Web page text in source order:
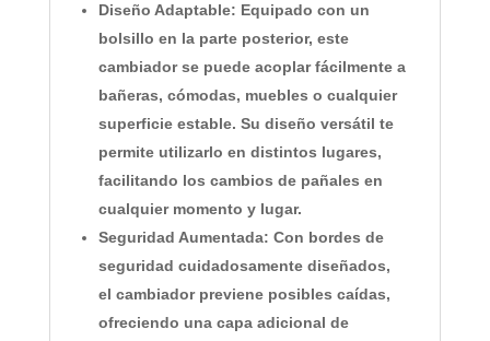
Diseño Adaptable: Equipado con un
bolsillo en la parte posterior, este
cambiador se puede acoplar fácilmente a
bañeras, cómodas, muebles o cualquier
superficie estable. Su diseño versátil te
permite utilizarlo en distintos lugares,
facilitando los cambios de pañales en
cualquier momento y lugar.
Seguridad Aumentada: Con bordes de
seguridad cuidadosamente diseñados,
el cambiador previene posibles caídas,
ofreciendo una capa adicional de